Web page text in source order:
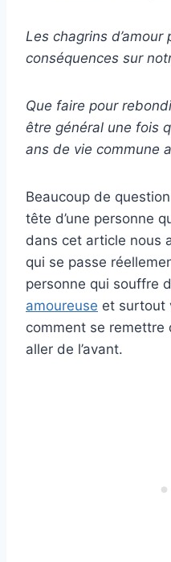
Les chagrins
conséquences sur
Que faire pour
être général une fois
ans de vie commune
Beaucoup de
tête d’une personne
dans cet article nous
qui se passe
personne qui souffre
amoureuse et surtout
comment se remettre
aller de l’avant.